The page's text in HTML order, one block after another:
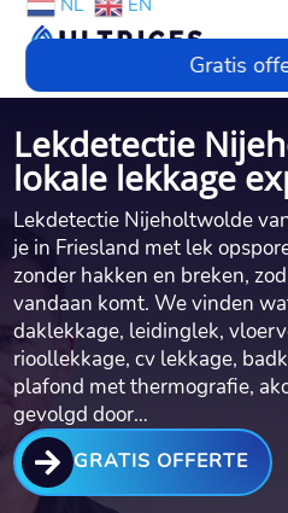
NL EN
Gratis
Lekdetectie
lokale lekkage
Lekdetectie Nijeholtwolde
je in Friesland met lek
zonder hakken en breken,
vandaan komt. We vinden
daklekkage, leidinglek,
rioollekkage, cv lekkage,
plafond met thermografie,
gevolgd door…
 GRATIS OFFERTE